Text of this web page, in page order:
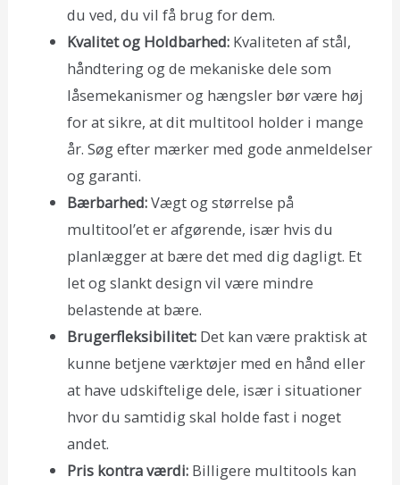
du ved, du vil få brug for dem.
Kvalitet og Holdbarhed:Kvaliteten af stål,
håndtering og de mekaniske dele som
låsemekanismer og hængsler bør være høj
for at sikre, at dit multitool holder i mange
år. Søg efter mærker med gode anmeldelser
og garanti.
Bærbarhed:Vægt og størrelse på
multitool’et er afgørende, især hvis du
planlægger at bære det med dig dagligt. Et
let og slankt design vil være mindre
belastende at bære.
Brugerfleksibilitet:Det kan være praktisk at
kunne betjene værktøjer med en hånd eller
at have udskiftelige dele, især i situationer
hvor du samtidig skal holde fast i noget
andet.
Pris kontra værdi:Billigere multitools kan